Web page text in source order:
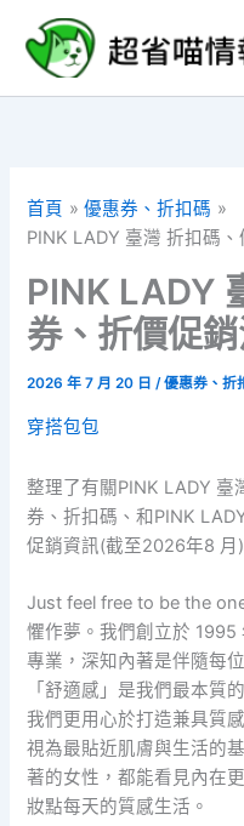
要
首頁
優惠券、折扣碼
PINK LADY 臺灣 折扣碼
PINK LADY
券、折價促
2026 年 7 月 20 日/優惠券、折
穿搭包包
整理了有關PINK LADY 臺
券、折扣碼、和PINK
促銷資訊(截至2026年8 月
Just feel free to be the
懼作夢。我們創立於
專業，深知內著是伴隨每
「舒適感」是我們最本質
我們更用心於打造兼具質
視為最貼近肌膚與生活的
著的女性，都能看見內在
妝點每天的質感生活。